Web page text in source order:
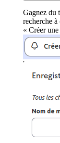
Gagnez du
recherche
« Créer